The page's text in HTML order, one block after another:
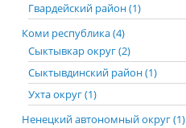
Гвардейский район (1)
Коми республика (4)
Сыктывкар округ (2)
Сыктывдинский район (1)
Ухта округ (1)
Ненецкий автономный округ (1)